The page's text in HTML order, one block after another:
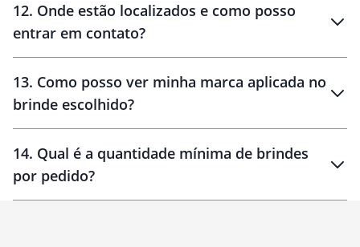
30 dias
12. Onde estão localizados e como posso
entrar em contato?
13. Como posso ver minha marca aplicada no
brinde escolhido?
14. Qual é a quantidade mínima de brindes
por pedido?